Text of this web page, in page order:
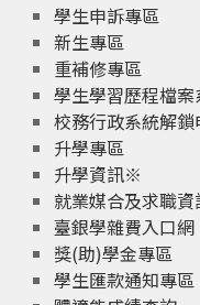
學生申訴專區
新生專區
重補修專區
學生學習歷程檔案
校務行政系統解鎖
升學專區
升學資訊※
就業媒合及求職資
臺銀學雜費入口網
獎(助)學金專區
學生匯款通知專區